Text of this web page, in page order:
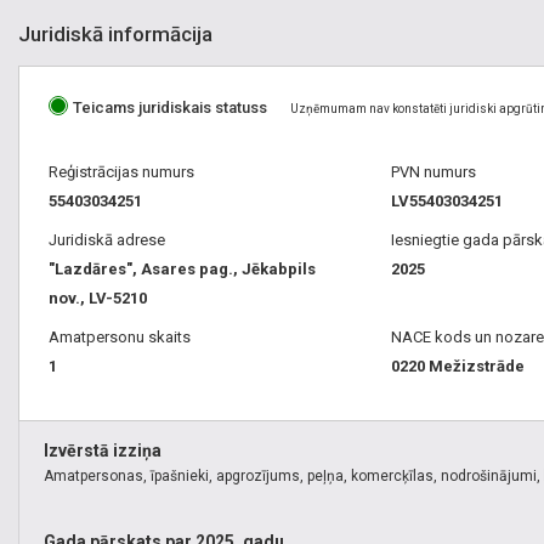
Juridiskā informācija
Teicams juridiskais statuss Uzņēmumam nav konstatēti juridiski
Reģistrācijas numurs
55403034251
PVN numurs
LV55403034251
Juridiskā adrese
"Lazdāres", Asares pag., Jēkabpils
nov., LV-5210
Iesniegtie gada
2025
Amatpersonu skaits
1
NACE kods un nozare
0220 Mežizstrāde
Izvērstā izziņa
Amatpersonas, īpašnieki, apgrozījums, peļņa, komercķīlas,